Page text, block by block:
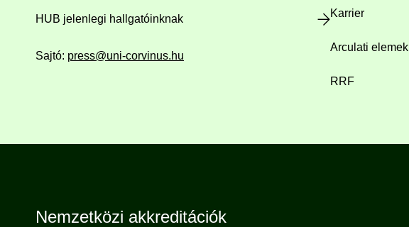
HUB jelenlegi hallgatóinknak
Sajtó: press@uni-corvinus.hu
Karrier
Arculati elemek
RRF
Nemzetközi akkreditációk